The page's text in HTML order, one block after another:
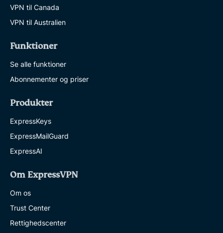
VPN til Canada
VPN til Australien
Funktioner
Se alle funktioner
Abonnementer og priser
Produkter
ExpressKeys
ExpressMailGuard
ExpressAI
Om ExpressVPN
Om os
Trust Center
Rettighedscenter